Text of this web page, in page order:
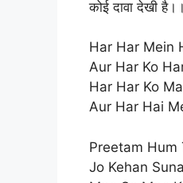
कोई दावा देखी है।।
Har Har Mein
Aur Har Ko
Har Har Ko
Aur Har Hai
Preetam Hum
Jo Kehan